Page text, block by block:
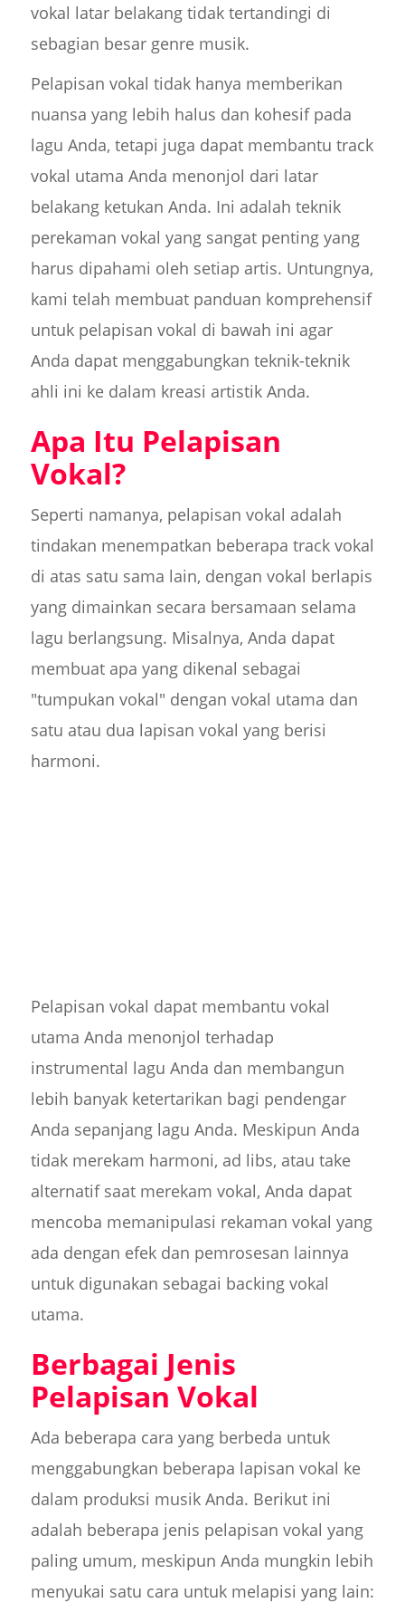
vokal latar belakang tidak tertandingi di
sebagian besar genre musik.
Pelapisan vokal tidak hanya memberikan
nuansa yang lebih halus dan kohesif pada
lagu Anda, tetapi juga dapat membantu track
vokal utama Anda menonjol dari latar
belakang ketukan Anda. Ini adalah teknik
perekaman vokal yang sangat penting yang
harus dipahami oleh setiap artis. Untungnya,
kami telah membuat panduan komprehensif
untuk pelapisan vokal di bawah ini agar
Anda dapat menggabungkan teknik-teknik
ahli ini ke dalam kreasi artistik Anda.
Apa Itu Pelapisan
Vokal?
Seperti namanya, pelapisan vokal adalah
tindakan menempatkan beberapa track vokal
di atas satu sama lain, dengan vokal berlapis
yang dimainkan secara bersamaan selama
lagu berlangsung. Misalnya, Anda dapat
membuat apa yang dikenal sebagai
"tumpukan vokal" dengan vokal utama dan
satu atau dua lapisan vokal yang berisi
harmoni.
Pelapisan vokal dapat membantu vokal
utama Anda menonjol terhadap
instrumental lagu Anda dan membangun
lebih banyak ketertarikan bagi pendengar
Anda sepanjang lagu Anda. Meskipun Anda
tidak merekam harmoni, ad libs, atau take
alternatif saat merekam vokal, Anda dapat
mencoba memanipulasi rekaman vokal yang
ada dengan efek dan pemrosesan lainnya
untuk digunakan sebagai backing vokal
utama.
Berbagai Jenis
Pelapisan Vokal
Ada beberapa cara yang berbeda untuk
menggabungkan beberapa lapisan vokal ke
dalam produksi musik Anda. Berikut ini
adalah beberapa jenis pelapisan vokal yang
paling umum, meskipun Anda mungkin lebih
menyukai satu cara untuk melapisi yang lain: